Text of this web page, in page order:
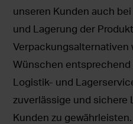
unseren Kunden auch
und Lagerung der
Wünschen
Logistik- und
zuverlässige und sichere
Kunden zu gewährleisten.